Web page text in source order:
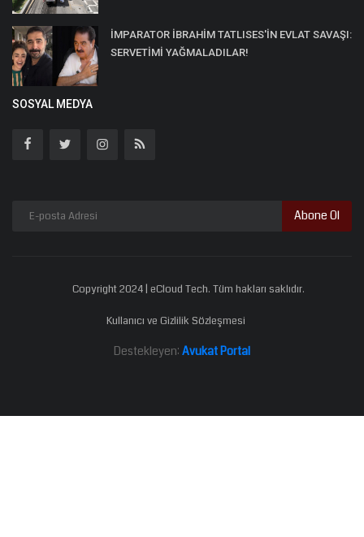
İMPARATOR İBRAHİM TATLISES'İN EVLAT SAVAŞI:
SERVETİMİ YAĞMALADILAR!
SOSYAL MEDYA
Abone Ol
Copyright 2024 | eCloud Tech. Tüm hakları saklıdır.
Kullanıcı ve Gizlilik Sözleşmesi
Destekleyen: Avukat Portal